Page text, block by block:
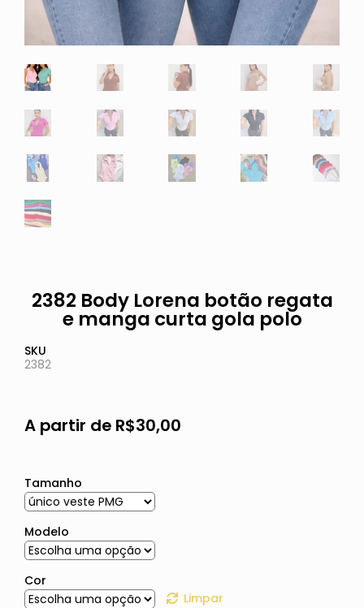
2382 Body Lorena botão regata
e manga curta gola polo
SKU
2382
A partir de R$30,00
Tamanho
Modelo
Cor
Limpar